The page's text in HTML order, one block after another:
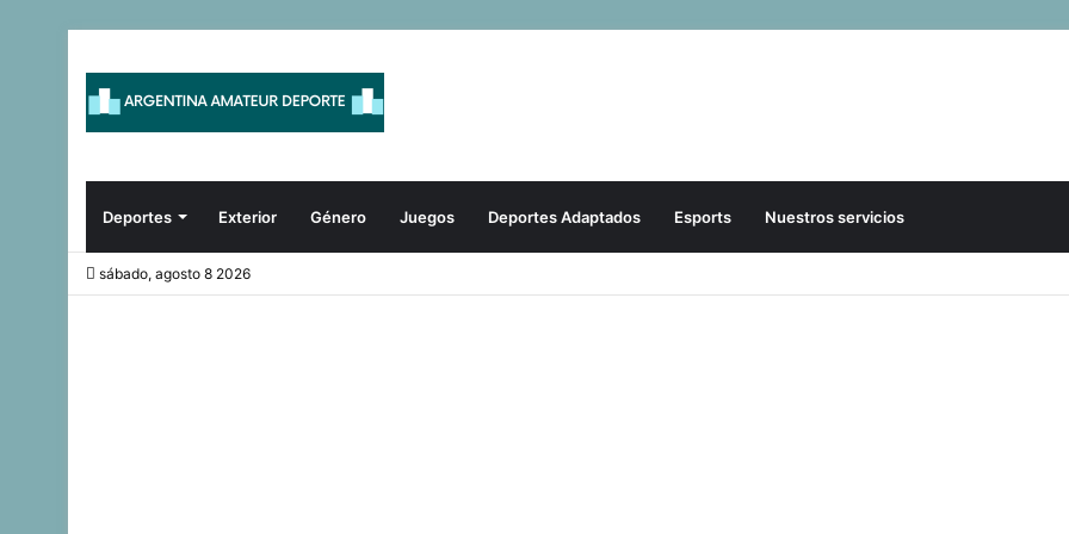
Deportes Exterior Género Juegos Deportes Adaptados Esports Nuestros servicios
sábado, agosto 8 2026